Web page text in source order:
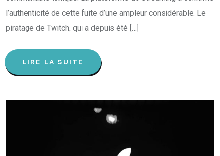
l’authenticité de cette fuite d’une ampleur considérable. Le
piratage de Twitch, qui a depuis été […]
LIRE LA SUITE